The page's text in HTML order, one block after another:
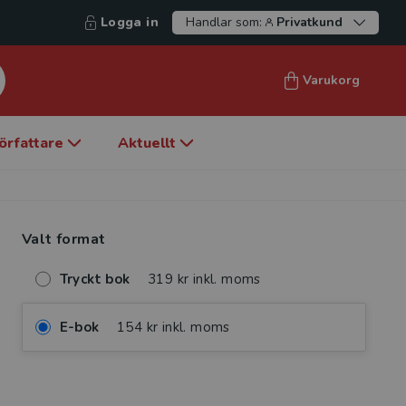
Logga in Handlar som: Privatkund
Varukorg
Aktuellt
Valt format
Tryckt bok 319 kr inkl. moms
E-bok 154 kr inkl. moms